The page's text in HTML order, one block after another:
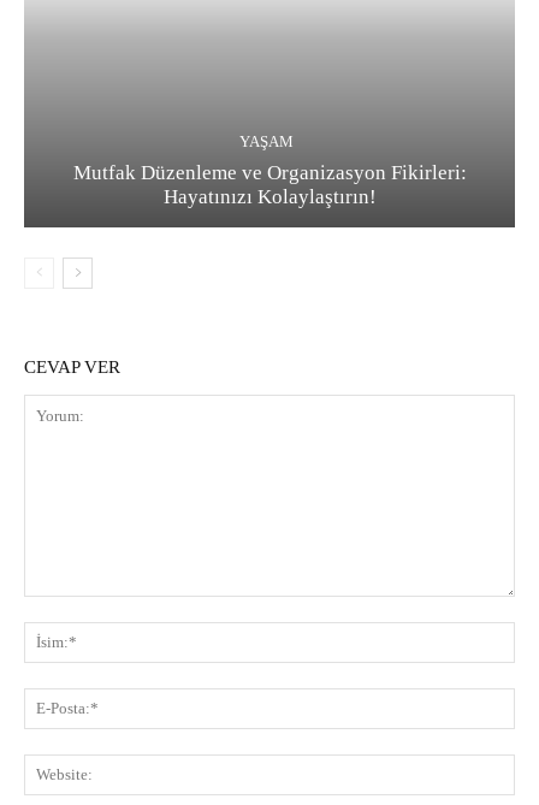
YAŞAM
Mutfak Düzenleme ve Organizasyon Fikirleri:
Hayatınızı Kolaylaştırın!
CEVAP VER